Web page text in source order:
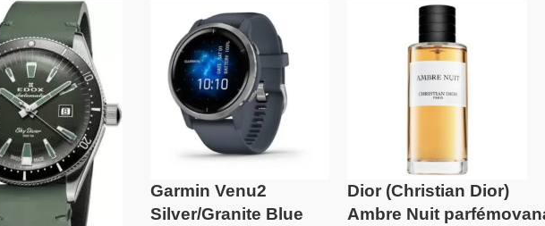
Garmin Venu2
Silver/Granite Blue
Dior (Christian Dior)
Ambre Nuit